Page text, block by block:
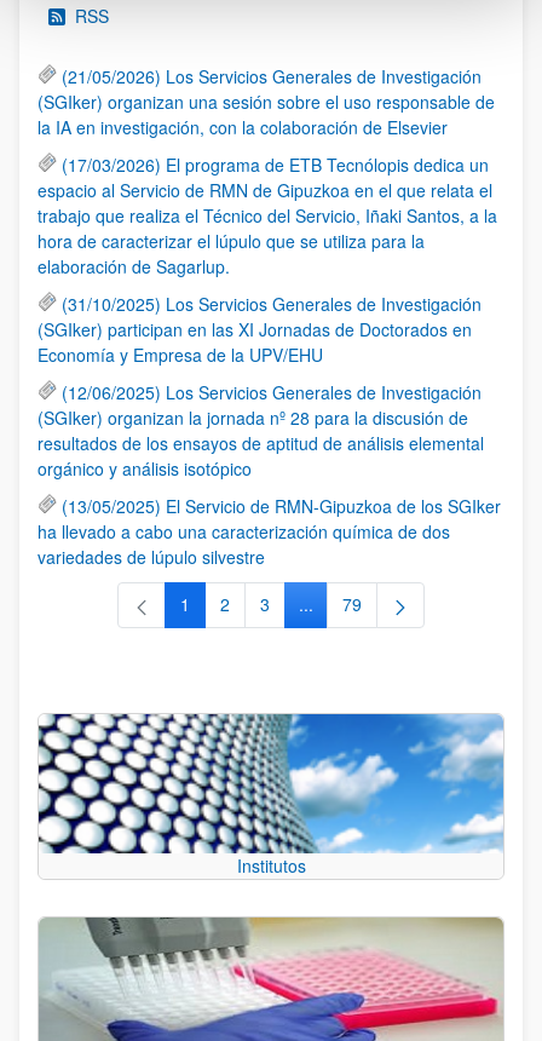
RSS
(21/05/2026) Los Servicios Generales de Investigación
(SGIker) organizan una sesión sobre el uso responsable de
la IA en investigación, con la colaboración de Elsevier
(17/03/2026) El programa de ETB Tecnólopis dedica un
espacio al Servicio de RMN de Gipuzkoa en el que relata el
trabajo que realiza el Técnico del Servicio, Iñaki Santos, a la
hora de caracterizar el lúpulo que se utiliza para la
elaboración de Sagarlup.
(31/10/2025) Los Servicios Generales de Investigación
(SGIker) participan en las XI Jornadas de Doctorados en
Economía y Empresa de la UPV/EHU
(12/06/2025) Los Servicios Generales de Investigación
(SGIker) organizan la jornada nº 28 para la discusión de
resultados de los ensayos de aptitud de análisis elemental
orgánico y análisis isotópico
(13/05/2025) El Servicio de RMN-Gipuzkoa de los SGIker
ha llevado a cabo una caracterización química de dos
variedades de lúpulo silvestre
Página
1 Página
2 Página
3 ...Páginas intermedias Use TAB
Página
79
Institutos